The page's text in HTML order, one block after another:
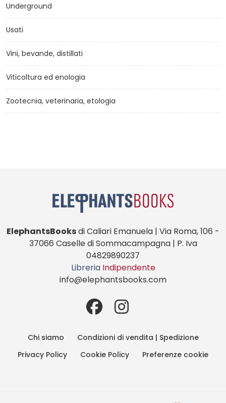
Underground
Usati
Vini, bevande, distillati
Viticoltura ed enologia
Zootecnia, veterinaria, etologia
ElephantsBooksdi Caliari Emanuela | Via Roma, 106 -
37066 Caselle di Sommacampagna | P. Iva
04829890237
Libreria Indipendente
info@elephantsbooks.com
Chi siamo
Condizioni di vendita | Spedizione
Privacy Policy
Cookie Policy Preferenze cookie